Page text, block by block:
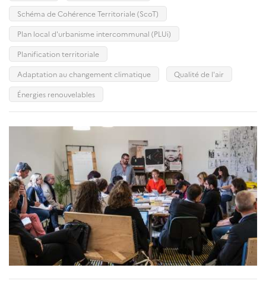
Schéma de Cohérence Territoriale (ScoT)
Plan local d'urbanisme intercommunal (PLUi)
Planification territoriale
Adaptation au changement climatique
Qualité de l'air
Énergies renouvelables